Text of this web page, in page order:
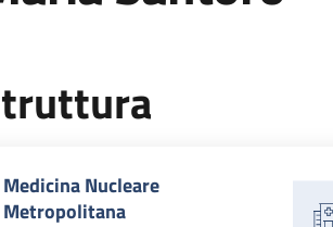
Medicina Nucleare
Metropolitana